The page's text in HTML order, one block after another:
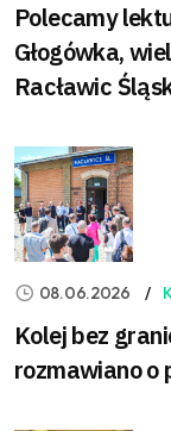
Polecamy
Głogówka,
Racławic
08.06.2026
Kolej bez
rozmawiano o